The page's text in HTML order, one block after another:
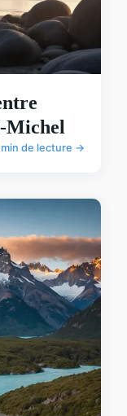
Michel
min de lecture →